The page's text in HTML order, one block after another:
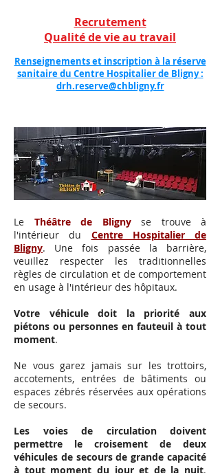
Recrutement
Qualité de vie au travail
Renseignements et inscription à la réserve
sanitaire du Centre Hospitalier de Bligny :
drh.reserve@chbligny.fr
Le Théâtre de Bligny se trouve à
l'intérieur du Centre Hospitalier de
Bligny. Une fois passée la barrière,
veuillez respecter les traditionnelles
règles de circulation et de comportement
en usage à l'intérieur des hôpitaux.
Votre véhicule doit la priorité aux
piétons ou personnes en fauteuil à tout
moment.
Ne vous garez jamais sur les trottoirs,
accotements, entrées de bâtiments ou
espaces zébrés réservées aux opérations
de secours.
Les voies de circulation doivent
permettre le croisement de deux
véhicules de secours de grande capacité
à tout moment du jour et de la nuit.